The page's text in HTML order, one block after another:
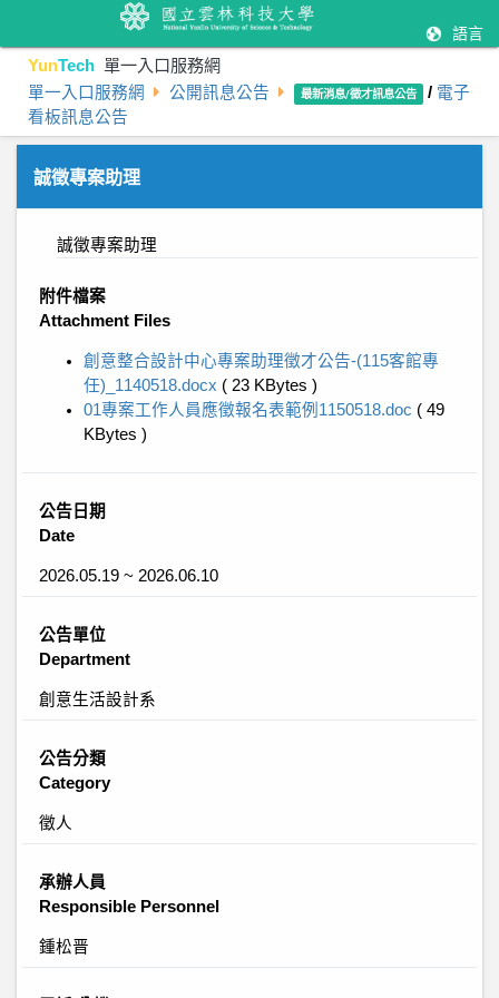
語言
YunTech 單一入口服務網
單一入口服務網 公開訊息公告 最新消息/徵才訊息公告 / 電子
看板訊息公告
誠徵專案助理
誠徵專案助理
附件檔案
Attachment Files
創意整合設計中心專案助理徵才公告-(115客館專
任)_1140518.docx ( 23 KBytes )
01專案工作人員應徵報名表範例1150518.doc ( 49
KBytes )
公告日期
Date
2026.05.19 ~ 2026.06.10
公告單位
Department
創意生活設計系
公告分類
Category
徵人
承辦人員
Responsible Personnel
鍾松晋